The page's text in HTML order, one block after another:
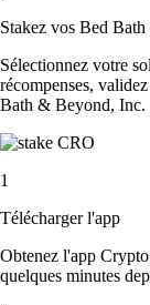
Stakez vos Bed
Sélectionnez votre
récompenses,
Bath & Beyond, Inc.
1
Télécharger l'app
Obtenez l'app
quelques minutes